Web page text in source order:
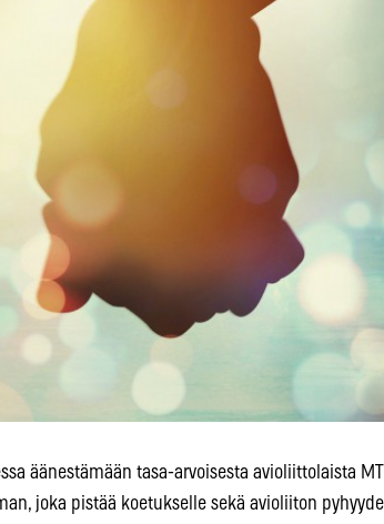
äänestämään tasa-arvoisesta avioliittolaista
joka pistää koetukselle sekä avioliiton